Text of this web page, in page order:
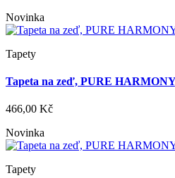
Novinka
Tapety
Tapeta na zeď, PURE
466,00 Kč
Novinka
Tapety